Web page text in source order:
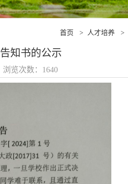
首页 > 人才培养 >
知书的公示
览次数： 1640